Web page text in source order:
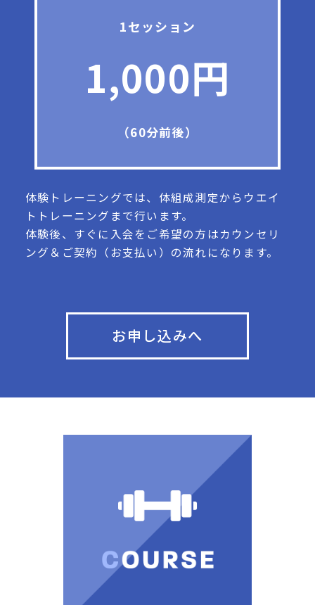
1セッション
1,000円
（60分前後）
体験トレーニングでは、体組成測定からウエイ
トトレーニングまで行います。
体験後、すぐに入会をご希望の方はカウンセリ
ング＆ご契約（お支払い）の流れになります。
お申し込みへ